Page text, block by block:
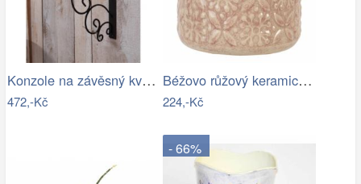
Konzole na závěsný květináč - IS
472,-Kč
Béžovo růžový keramický květináč se…
224,-Kč
- 66%